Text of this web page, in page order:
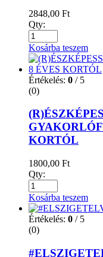
2848,00 Ft
Qty:
Kosárba teszem
Értékelés: 0 / 5
(0)
KORTÓL
1800,00 Ft
Qty:
Kosárba teszem
Értékelés: 0 / 5
(0)